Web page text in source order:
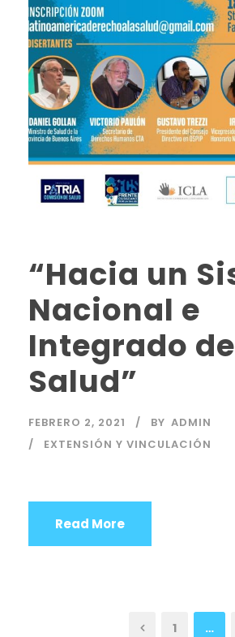
“Hacia un
Nacional e
Integrado de
Salud”
FEBRERO 2, 2021 BY ADMIN
EXTENSIÓN Y VINCULACIÓN
Read More
1 …